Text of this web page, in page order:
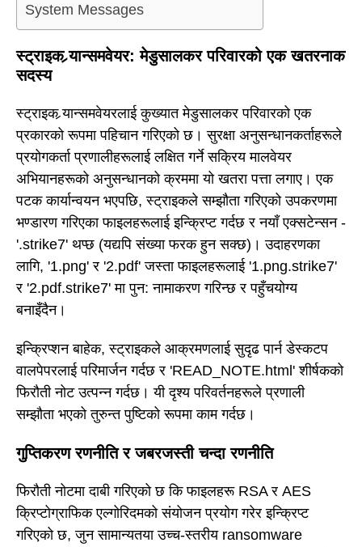
System Messages
स्ट्राइक र्‍यान्समवेयर: मेडुसालकर परिवारको एक खतरनाक
सदस्य
स्ट्राइक र्‍यान्समवेयरलाई कुख्यात मेडुसालकर परिवारको एक
प्रकारको रूपमा पहिचान गरिएको छ। सुरक्षा अनुसन्धानकर्ताहरूले
प्रयोगकर्ता प्रणालीहरूलाई लक्षित गर्ने सक्रिय मालवेयर
अभियानहरूको अनुसन्धानको क्रममा यो खतरा पत्ता लगाए। एक
पटक कार्यान्वयन भएपछि, स्ट्राइकले सम्झौता गरिएको उपकरणमा
भण्डारण गरिएका फाइलहरूलाई इन्क्रिप्ट गर्दछ र नयाँ एक्सटेन्सन -
'.strike7' थप्छ (यद्यपि संख्या फरक हुन सक्छ)। उदाहरणका
लागि, '1.png' र '2.pdf' जस्ता फाइलहरूलाई '1.png.strike7'
र '2.pdf.strike7' मा पुन: नामाकरण गरिन्छ र पहुँचयोग्य
बनाइँदैन।
इन्क्रिप्शन बाहेक, स्ट्राइकले आक्रमणलाई सुदृढ पार्न डेस्कटप
वालपेपरलाई परिमार्जन गर्दछ र 'READ_NOTE.html' शीर्षकको
फिरौती नोट उत्पन्न गर्दछ। यी दृश्य परिवर्तनहरूले प्रणाली
सम्झौता भएको तुरुन्त पुष्टिको रूपमा काम गर्दछ।
गुप्तिकरण रणनीति र जबरजस्ती चन्दा रणनीति
फिरौती नोटमा दाबी गरिएको छ कि फाइलहरू RSA र AES
क्रिप्टोग्राफिक एल्गोरिदमको संयोजन प्रयोग गरेर इन्क्रिप्ट
गरिएको छ, जुन सामान्यतया उच्च-स्तरीय ransomware